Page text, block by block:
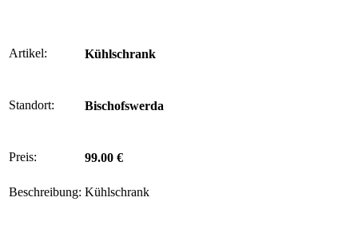
Artikel: Kühlschrank
Standort: Bischofswerda
Preis: 99.00 €
Beschreibung: Kühlschrank